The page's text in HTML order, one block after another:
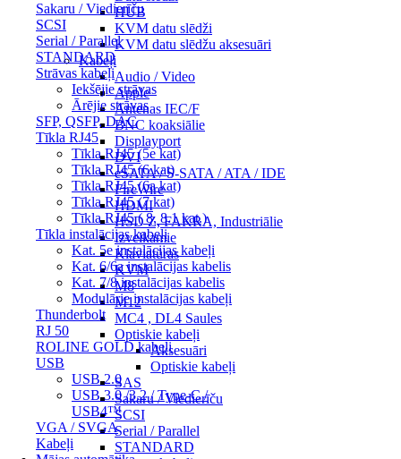
Sakaru / Viedierīču
SCSI
Serial / Parallel
STANDARD
Strāvas kabeļi
Iekšējie strāvas
Ārējie strāvas
SFP, QSFP, DAC
Tīkla RJ45
Tīkla RJ45 (5e kat)
Tīkla RJ45 (6 kat)
Tīkla RJ45 (6a kat)
Tīkla RJ45 (7 kat)
Tīkla RJ45 ( 8, 8.1 kat.)
Tīkla instalācijas kabeļi
Kat. 5e instalācijas kabeļi
Kat. 6/6a instalācijas kabelis
Kat. 7/8 instalācijas kabelis
Modulārie instalācijas kabeļi
Thunderbolt
RJ 50
ROLINE GOLD kabeļi
USB
USB 2.0
USB 3.0 /3.2 / Type-C /
USB4™
VGA / SVGA
Kabeļi
HUB
KVM datu slēdži
KVM datu slēdžu aksesuāri
Kabeļi
Audio / Video
Apple
Antenas IEC/F
BNC koaksiālie
Displayport
DVI
eSATA / S-SATA / ATA / IDE
FireWire
HDMI
HSD Z, FAKRA, Industriālie
Izvelkamie
Klaviatūras
KVM
M8
M12
MC4 , DL4 Saules
Optiskie kabeļi
Aksesuāri
Optiskie kabeļi
SAS
Sakaru / Viedierīču
SCSI
Serial / Parallel
STANDARD